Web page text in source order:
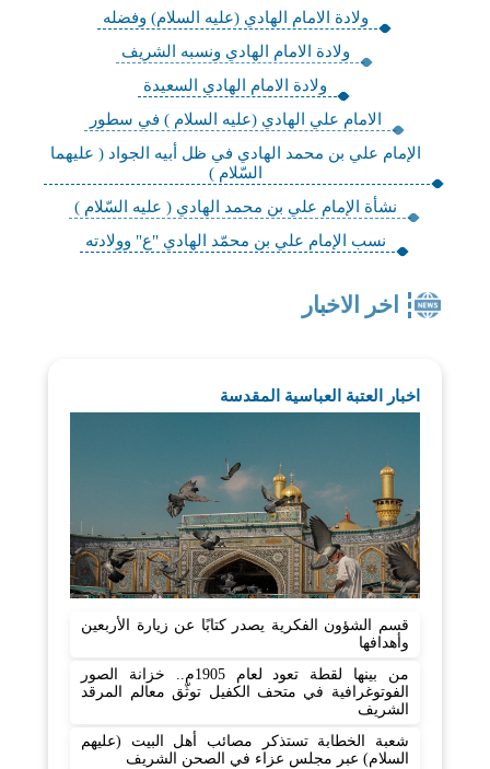
ولادة الامام الهادي (عليه السلام) وفضله
ولادة الامام الهادي ونسبه الشريف
ولادة الامام الهادي السعيدة
الامام علي الهادي (عليه السلام ) في سطور
الإمام علي بن محمد الهادي في ظل أبيه الجواد ( عليهما
السّلام )
نشأة الإمام علي بن محمد الهادي ( عليه السّلام )
نسب الإمام علي بن محمّد الهادي "ع" وولادته
اخر الاخبار
اخبار العتبة العباسية المقدسة
قسم الشؤون الفكرية يصدر كتابًا عن زيارة الأربعين
وأهدافها
من بينها لقطة تعود لعام 1905م.. خزانة الصور
الفوتوغرافية في متحف الكفيل توثّق معالم المرقد
الشريف
شعبة الخطابة تستذكر مصائب أهل البيت (عليهم
السلام) عبر مجلس عزاء في الصحن الشريف